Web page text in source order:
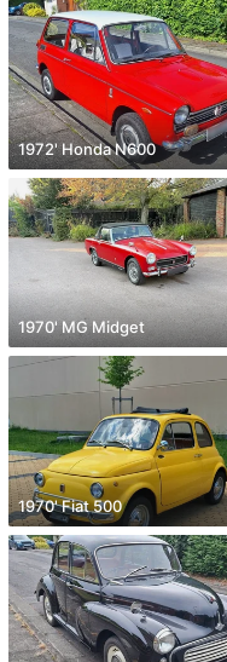
1972' Honda N600
1970' MG Midget
1970' Fiat 500